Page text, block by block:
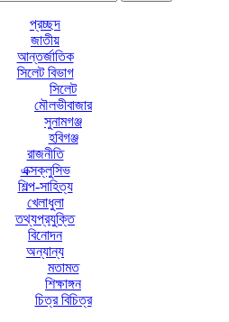
প্রচ্ছদ
জাতীয়
আন্তর্জাতিক
সিলেট বিভাগ
সিলেট
মৌলভীবাজার
সুনামগঞ্জ
হবিগঞ্জ
রাজনীতি
এক্সক্লুসিভ
শিল্প-সাহিত্য
খেলাধুলা
তথ্যপ্রযুক্তি
বিনোদন
অন্যান্য
মতামত
শিক্ষাঙ্গন
চিত্র বিচিত্র